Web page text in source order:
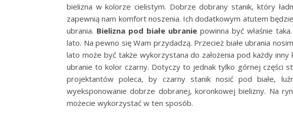
bielizna w kolorze cielistym. Dobrze dobrany stanik, który
zapewnią nam komfort noszenia. Ich dodatkowym atutem
ubrania. Bielizna pod białe ubranie powinna być właśnie
lato. Na pewno się Wam przydadzą. Przecież białe ubrania
lato może być także wykorzystana do założenia pod każdy inny
ubranie to kolor czarny. Dotyczy to jednak tylko górnej części
projektantów poleca, by czarny stanik nosić pod białe,
wyeksponowanie dobrze dobranej, koronkowej bielizny. Na
możecie wykorzystać w ten sposób.